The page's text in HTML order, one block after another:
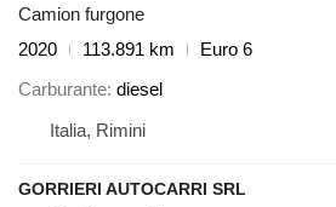
Camion furgone
2020
113.891 km
Euro 6
Carburante diesel
Italia, Rimini
GORRIERI AUTOCARRI SRL